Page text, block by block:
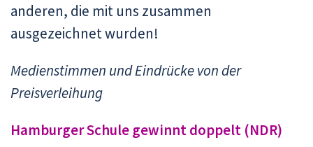
anderen, die mit uns zusammen
ausgezeichnet wurden!
Medienstimmen und Eindrücke von der
Preisverleihung
Hamburger Schule gewinnt doppelt (NDR)